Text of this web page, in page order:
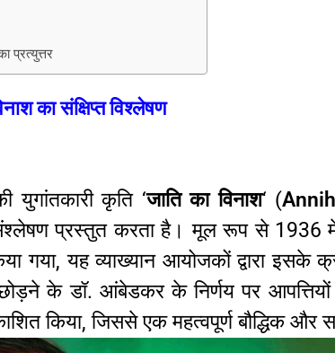
प्रत्युत्तर
का संक्षिप्त विश्लेषण
युगांतकारी कृति ‘जाति का विनाश‘ (
प्रस्तुत करता है। मूल रूप से 1936
गया, यह व्याख्यान आयोजकों द्वारा इसके
के डॉ. आंबेडकर के निर्णय पर
किया, जिससे एक महत्वपूर्ण बौद्धिक और